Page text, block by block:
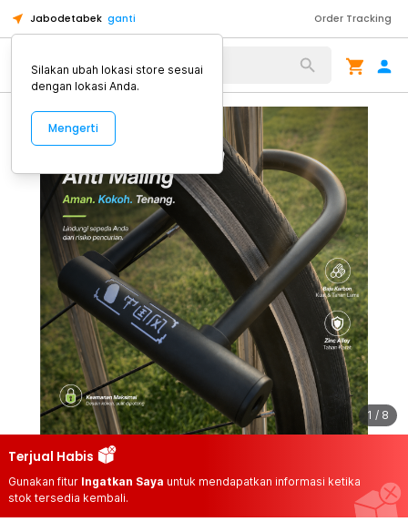
Jabodetabek ganti Order Tracking
Alat Kopi
1 / 8
Terjual Habis
Gunakan fitur Ingatkan Saya untuk mendapatkan informasi ketika
stok tersedia kembali.
Silakan ubah lokasi store sesuai
dengan lokasi Anda.
Mengerti